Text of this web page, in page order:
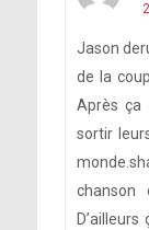
Jason
de la
Après ça
sortir
chanson